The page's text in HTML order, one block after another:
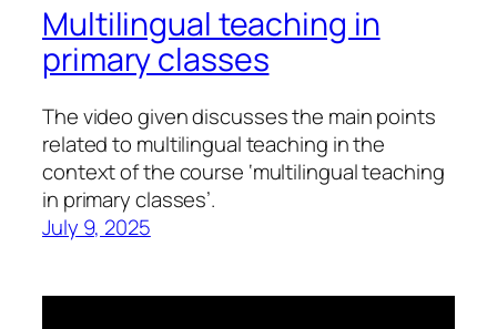
Multilingual teaching in
primary classes
The video given discusses the main points
related to multilingual teaching in the
context of the course ‘multilingual teaching
in primary classes’.
July 9, 2025